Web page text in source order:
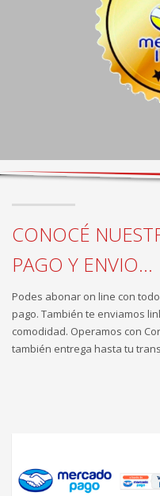
CONOCÉ
PAGO Y ENVIO...
Podes abonar on line con
pago. También te enviamos
comodidad. Operamos con
también entrega hasta tu